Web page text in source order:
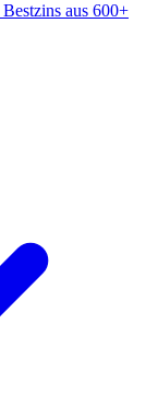
Bestzins aus 600+